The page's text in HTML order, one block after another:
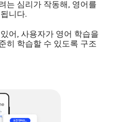
는 심리가 작동해, 영어를
니다.
어, 사용자가 영어 학습을
히 학습할 수 있도록 구조